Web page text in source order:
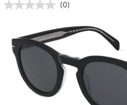
(0)